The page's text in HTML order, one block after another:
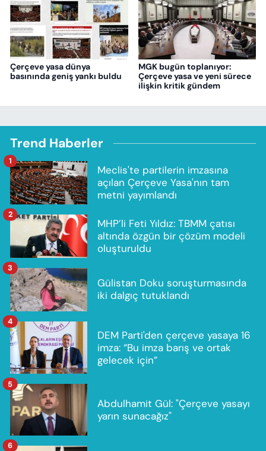
Çerçeve yasa dünya
basınında geniş yankı buldu
MGK bugün toplanıyor:
Çerçeve yasa ve yeni sürece
ilişkin kritik gündem
Trend Haberler
Meclis'te partilerin imzasına
açılan Çerçeve Yasa'nın tam
metni yayımlandı
1
MHP’li Feti Yıldız: TBMM çatısı
altında özgün bir çözüm modeli
oluşturuldu
2
Gülistan Doku soruşturmasında
iki dalgıç tutuklandı
3
DEM Parti'den çerçeve yasaya 16
imza: “Bu imza barış ve ortak
gelecek için”
4
Abdulhamit Gül: "Çerçeve yasayı
yarın sunacağız"
5
6